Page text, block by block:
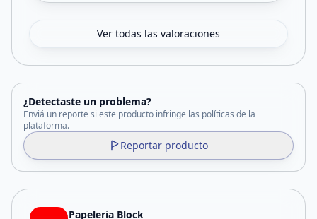
Ver todas las valoraciones
¿Detectaste un problema?
Enviá un reporte si este producto infringe las políticas de la
plataforma.
Reportar producto
Papeleria Block